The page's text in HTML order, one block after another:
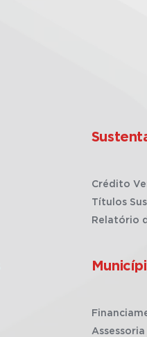
Crédito
Títulos
Relatório
Assessoria